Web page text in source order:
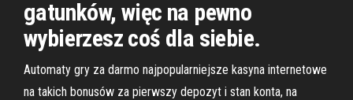
gatunków, więc na pewno
wybierzesz coś dla siebie.
Automaty gry za darmo najpopularniejsze kasyna internetowe
na takich bonusów za pierwszy depozyt i stan konta, na